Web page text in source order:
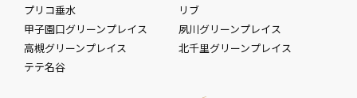
プリコ垂水
リブ
甲子園口グリーンプレイス
夙川グリーンプレイス
高槻グリーンプレイス
北千里グリーンプレイス
テテ名谷